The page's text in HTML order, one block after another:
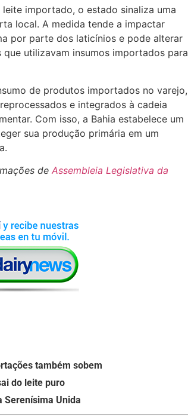
importado, o estado sinaliza uma
local. A medida tende a impactar
por parte dos laticínios e pode alterar
utilizavam insumos importados para
de produtos importados no varejo,
e integrados à cadeia
Com isso, a Bahia estabelece um
sua produção primária em um
de Assembleia Legislativa da
também sobem
do leite puro
Serenísima Unida